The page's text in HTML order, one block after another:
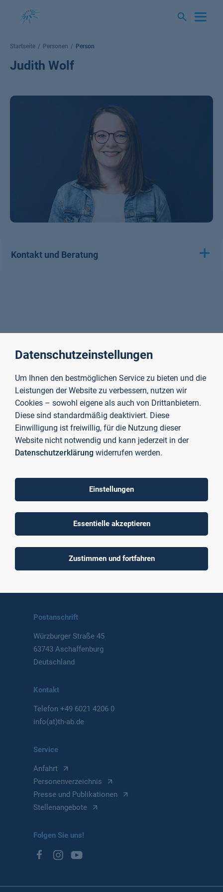
Startseite Personen Person
Judith Wolf
Kontakt und Beratung
Technische Hochschule
Aschaffenburg
Postanschrift
Würzburger Straße 45
63743 Aschaffenburg
Deutschland
Kontakt
Telefon+49 6021 4206 0
info(at)th-ab.de
Service
Anfahrt
Personenverzeichnis
Presse und Publikationen
Stellenangebote
Folgen Sie uns!
Datenschutzeinstellungen
Um Ihnen den bestmöglichen Service zu bieten und die
Leistungen der Website zu verbessern, nutzen wir
Cookies – sowohl eigene als auch von Drittanbietern.
Diese sind standardmäßig deaktiviert. Diese
Einwilligung ist freiwillig, für die Nutzung dieser
Website nicht notwendig und kann jederzeit in der
Datenschutzerklärung widerrufen werden.
Einstellungen
Essentielle akzeptieren
Zustimmen und fortfahren